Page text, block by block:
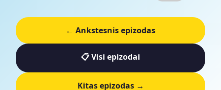
← Ankstesnis epizodas
📋 Visi epizodai
Kitas epizodas →